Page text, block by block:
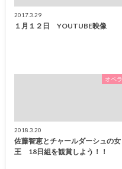
2017.3.29
１月１２日 YOUTUBE映像
オペラ
2018.3.20
佐藤智恵とチャールダーシュの女
王 18日組を観賞しよう！！